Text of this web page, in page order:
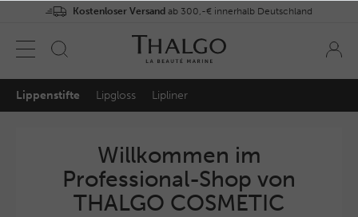
Kostenloser Versand ab 300,-€ innerhalb Deutschland
Lippenstifte Lipgloss Lipliner
Willkommen im
Professional-Shop von
THALGO COSMETIC